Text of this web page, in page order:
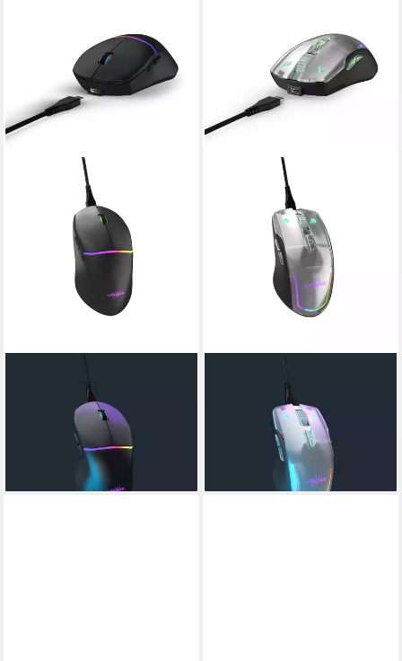
Reaper 330, Schwarz
Gaming-Maus
(kabelgebunden)
leider ausverkauft
Reaper 515 Illuminated,
Schwarz Gaming-Maus
(kabelgebunden)
leider ausverkauft